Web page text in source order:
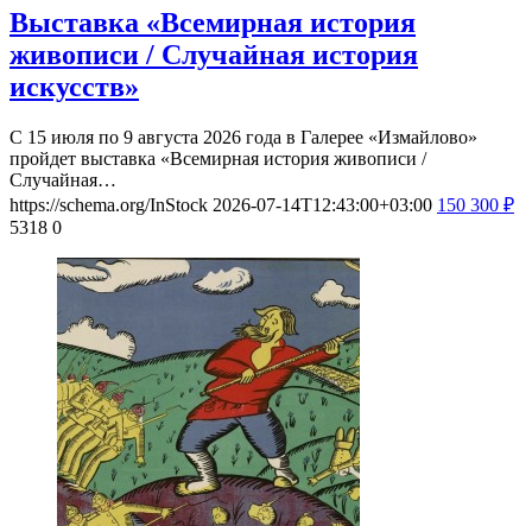
Выставка «Всемирная история
живописи / Случайная история
искусств»
С 15 июля по 9 августа 2026 года в Галерее «Измайлово»
пройдет выставка «Всемирная история живописи /
Случайная…
https://schema.org/InStock 2026-07-14T12:43:00+03:00 150 300 ₽
5318 0